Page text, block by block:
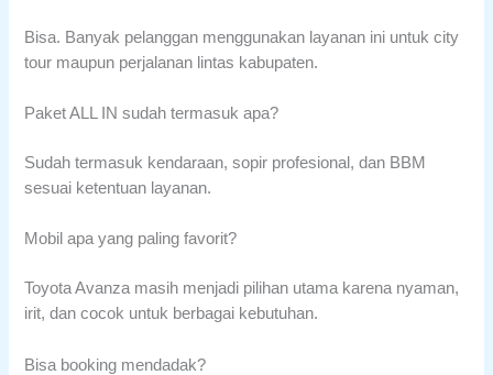
Bisa. Banyak pelanggan menggunakan layanan ini untuk city
tour maupun perjalanan lintas kabupaten.
Paket ALL IN sudah termasuk apa?
Sudah termasuk kendaraan, sopir profesional, dan BBM
sesuai ketentuan layanan.
Mobil apa yang paling favorit?
Toyota Avanza masih menjadi pilihan utama karena nyaman,
irit, dan cocok untuk berbagai kebutuhan.
Bisa booking mendadak?